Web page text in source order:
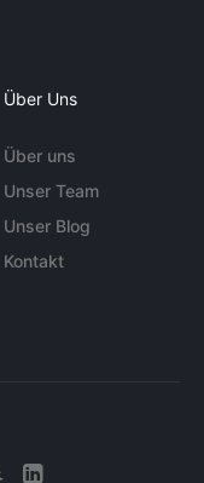
Über Uns
Über uns
Unser Team
Unser Blog
Kontakt